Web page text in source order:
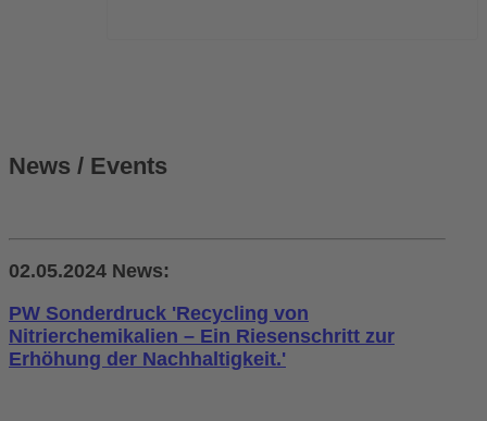
News / Events
02.05.2024 News:
PW Sonderdruck 'Recycling von
Nitrierchemikalien – Ein Riesenschritt zur
Erhöhung der Nachhaltigkeit.'